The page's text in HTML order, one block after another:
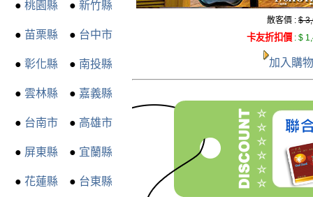
● 桃園縣 ● 新竹縣
● 苗栗縣 ● 台中市
● 彰化縣 ● 南投縣
● 雲林縣 ● 嘉義縣
● 台南市● 高雄市
● 屏東縣 ● 宜蘭縣
● 花蓮縣 ● 台東縣
散客價 : $
卡友折扣價 : $
加入購